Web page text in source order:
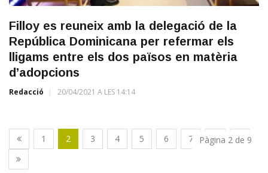
Filloy es reuneix amb la delegació de la
República Dominicana per refermar els
lligams entre els dos països en matèria
d’adopcions
Redacció 20/04/2021 A LES 14:14
1 2 3 4 5 6 7 8 9
Pàgina 2 de 9